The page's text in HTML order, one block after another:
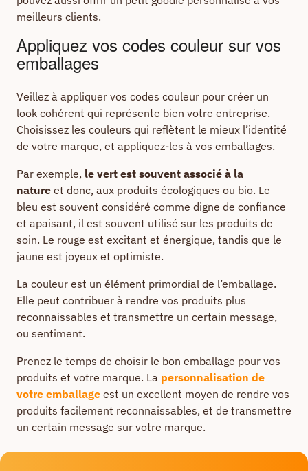
meilleurs clients.
Appliquez vos codes couleur sur vos
emballages
Veillez à appliquer vos codes couleur pour créer un
look cohérent qui représente bien votre entreprise.
Choisissez les couleurs qui reflètent le mieux l’identité
de votre marque, et appliquez-les à vos emballages.
Par exemple, le vert est souvent associé à la
nature et donc, aux produits écologiques ou bio. Le
bleu est souvent considéré comme digne de confiance
et apaisant, il est souvent utilisé sur les produits de
soin. Le rouge est excitant et énergique, tandis que le
jaune est joyeux et optimiste.
La couleur est un élément primordial de l’emballage.
Elle peut contribuer à rendre vos produits plus
reconnaissables et transmettre un certain message,
ou sentiment.
Prenez le temps de choisir le bon emballage pour vos
produits et votre marque. La personnalisation de
votre emballage est un excellent moyen de rendre vos
produits facilement reconnaissables, et de transmettre
un certain message sur votre marque.